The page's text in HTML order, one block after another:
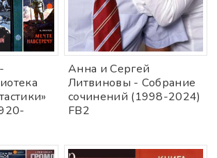
Анна и Сергей
Литвиновы - Собрание
сочинений (1998-2024)
FB2